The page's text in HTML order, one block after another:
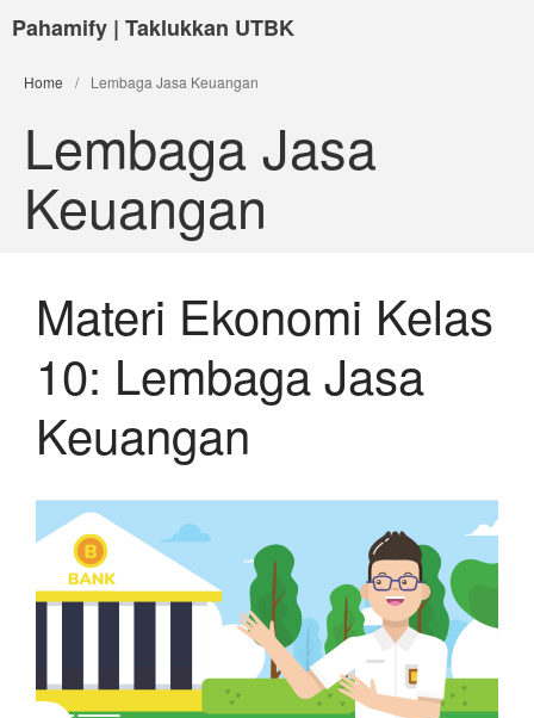
Pahamify | Taklukkan UTBK
Home / Lembaga Jasa Keuangan
Lembaga Jasa
Keuangan
Materi Ekonomi Kelas
10: Lembaga Jasa
Keuangan